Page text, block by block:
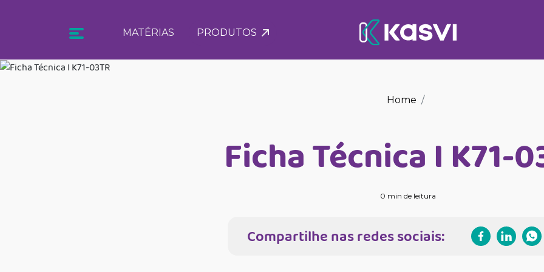
MATÉRIAS PRODUTOS
Home
Ficha Técnica I K71-
0 min de leitura
Compartilhe nas redes sociais: